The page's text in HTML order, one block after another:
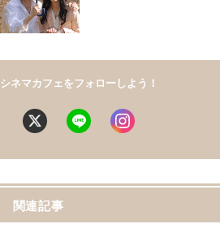
シネマカフェをフォローしよう！
関連記事